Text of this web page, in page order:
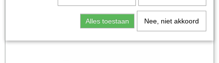
Alles toestaan Nee, niet akkoord